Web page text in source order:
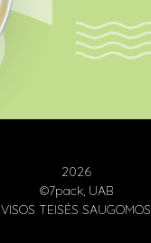
2026
©7pack, UAB
VISOS TEISĖS SAUGOMOS